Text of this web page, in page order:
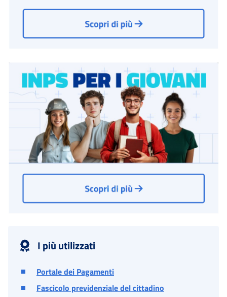
I più utilizzati
Portale dei Pagamenti
Fascicolo previdenziale del cittadino